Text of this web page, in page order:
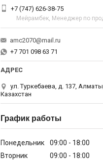
+7 (747) 626-38-75
Мейрамбек, Менеджер по
amc2070@mail.ru
+7 701 098 63 71
ул. Туркебаева, д. 137,
Казахстан
График работы
Понедельник 09:00
18:00
Вторник
09:00
18:00